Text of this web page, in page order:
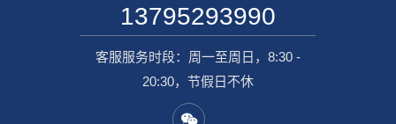
13795293990
客服服务时段：周一至周日，8:30 -
20:30，节假日不休